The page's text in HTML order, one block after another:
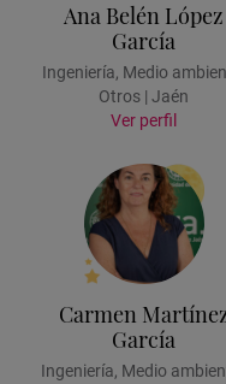
Ana Belén López
García
Ingeniería, Medio
Otros | Jaén
Ver perfil
Carmen
García
Ingeniería, Medio